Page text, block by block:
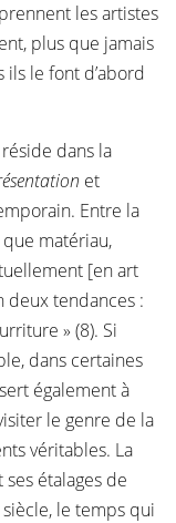
les artistes
plus que jamais
le font d’abord
dans la
et
Entre la
matériau,
[en art
deux tendances :
» (8). Si
dans certaines
également à
le genre de la
véritables. La
étalages de
siècle, le temps qui